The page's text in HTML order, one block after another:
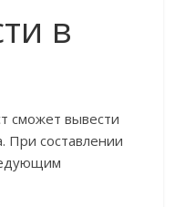
в
сможет вывести
При составлении